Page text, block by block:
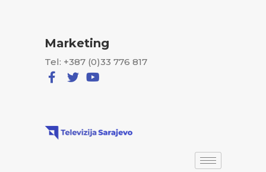
Marketing
Tel: +387 (0)33 776 817